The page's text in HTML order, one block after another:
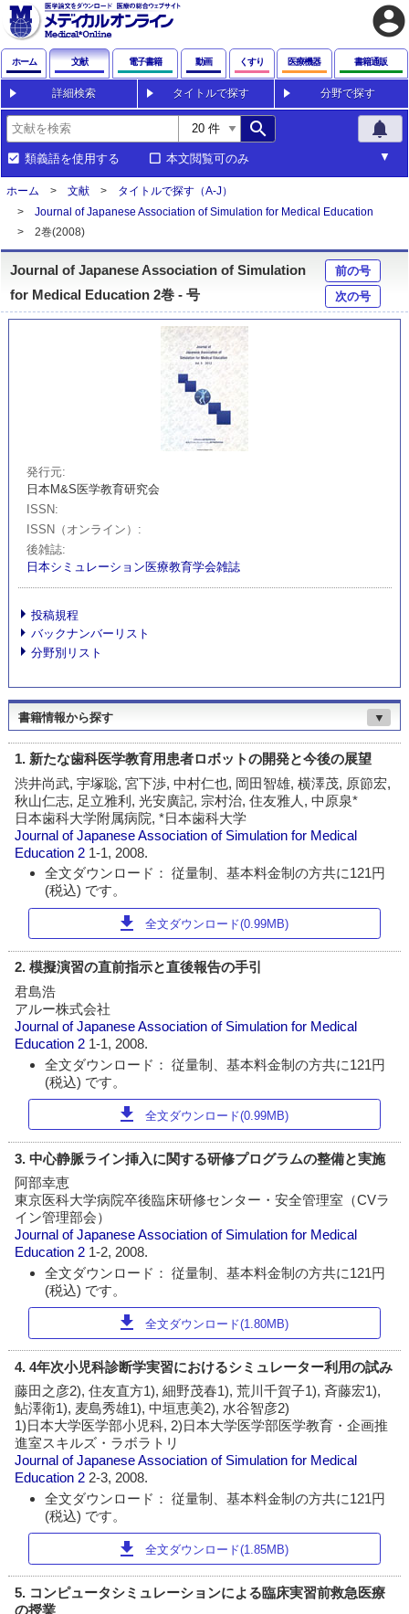
account_circle
ホーム 文献 電子書籍 動画 くすり 医療機器 書籍通販
詳細検索 タイトルで探す 分野で探す
search notifications
類義語を使用する 本文閲覧可のみ
ホーム 文献
タイトルで探す（A-J）
Journal of Japanese Association of Simulation for Medical Education
2巻(2008)
Journal of Japanese Association of Simulation
for Medical Education 2巻 - 号
前の号
次の号
発行元
日本M&S医学教育研究会
ISSN
ISSN（オンライン）
後雑誌
日本シミュレーション医療教育学会雑誌
投稿規程
バックナンバーリスト
分野別リスト
書籍情報から探す ▼
1. 新たな歯科医学教育用患者ロボットの開発と今後の展望
渋井尚武, 宇塚聡, 宮下渉, 中村仁也, 岡田智雄, 横澤茂, 原節宏,
秋山仁志, 足立雅利, 光安廣記, 宗村治, 住友雅人, 中原泉*
日本歯科大学附属病院, *日本歯科大学
Journal of Japanese Association of Simulation for Medical
Education 2 1-1, 2008.
全文ダウンロード： 従量制、基本料金制の方共に121円
(税込) です。
download 全文ダウンロード(0.99MB)
2. 模擬演習の直前指示と直後報告の手引
君島浩
アルー株式会社
Journal of Japanese Association of Simulation for Medical
Education 2 1-1, 2008.
全文ダウンロード： 従量制、基本料金制の方共に121円
(税込) です。
download 全文ダウンロード(0.99MB)
3. 中心静脈ライン挿入に関する研修プログラムの整備と実施
阿部幸恵
東京医科大学病院卒後臨床研修センター・安全管理室（CVラ
イン管理部会）
Journal of Japanese Association of Simulation for Medical
Education 2 1-2, 2008.
全文ダウンロード： 従量制、基本料金制の方共に121円
(税込) です。
download 全文ダウンロード(1.80MB)
4. 4年次小児科診断学実習におけるシミュレーター利用の試み
藤田之彦2), 住友直方1), 細野茂春1), 荒川千賀子1), 斉藤宏1),
鮎澤衛1), 麦島秀雄1), 中垣恵美2), 水谷智彦2)
1)日本大学医学部小児科, 2)日本大学医学部医学教育・企画推
進室スキルズ・ラボラトリ
Journal of Japanese Association of Simulation for Medical
Education 2 2-3, 2008.
全文ダウンロード： 従量制、基本料金制の方共に121円
(税込) です。
download 全文ダウンロード(1.85MB)
5. コンピュータシミュレーションによる臨床実習前救急医療
の授業